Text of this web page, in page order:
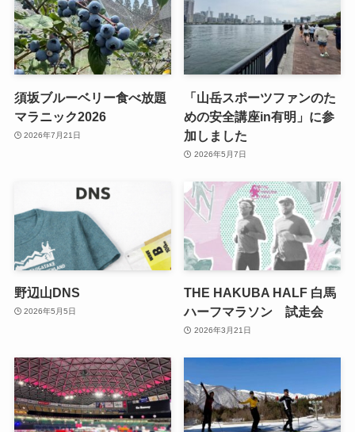
須坂ブルーベリー食べ放題
マラニック2026
2026年7月21日
「山岳スポーツファンのた
めの安全講座in有明」に参
加しました
2026年5月7日
野辺山DNS
2026年5月5日
THE HAKUBA HALF 白馬
ハーフマラソン 試走会
2026年3月21日